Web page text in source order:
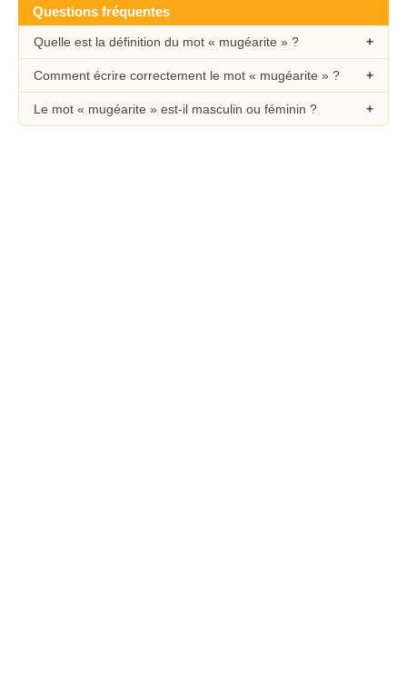
Questions fréquentes
Quelle est la définition du mot « mugéarite » ?
Comment écrire correctement le mot « mugéarite » ?
Le mot « mugéarite » est-il masculin ou féminin ?